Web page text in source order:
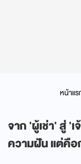
หน้าแร
จาก 'ผู้เช่า' สู่ 'เ
ความฝัน แต่คือ